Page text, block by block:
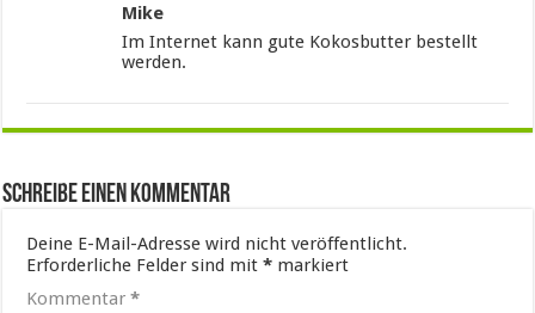
Mike
Im Internet kann gute Kokosbutter bestellt
werden.
Schreibe einen Kommentar
Deine E-Mail-Adresse wird nicht veröffentlicht.
Erforderliche Felder sind mit* markiert
Kommentar*